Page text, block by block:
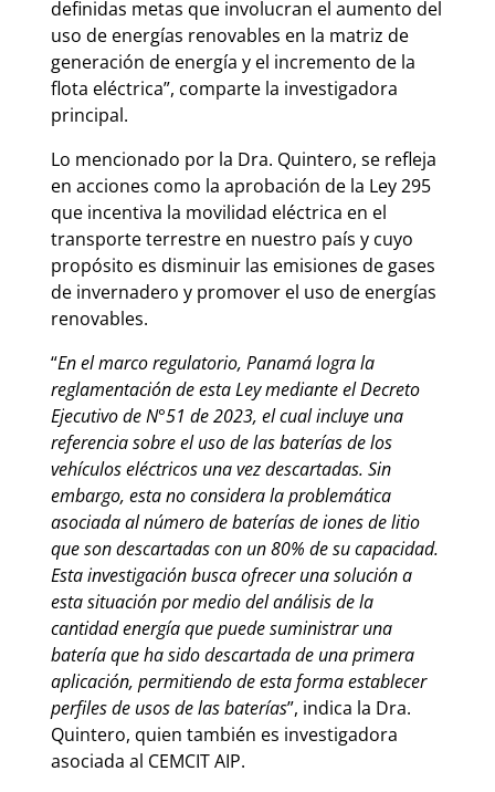
definidas metas que involucran el aumento del
uso de energías renovables en la matriz de
generación de energía y el incremento de la
flota eléctrica”, comparte la investigadora
principal.
Lo mencionado por la Dra. Quintero, se refleja
en acciones como la aprobación de la Ley 295
que incentiva la movilidad eléctrica en el
transporte terrestre en nuestro país y cuyo
propósito es disminuir las emisiones de gases
de invernadero y promover el uso de energías
renovables.
“En el marco regulatorio, Panamá logra la
reglamentación de esta Ley mediante el Decreto
Ejecutivo de N°51 de 2023, el cual incluye una
referencia sobre el uso de las baterías de los
vehículos eléctricos una vez descartadas. Sin
embargo, esta no considera la problemática
asociada al número de baterías de iones de litio
que son descartadas con un 80% de su capacidad.
Esta investigación busca ofrecer una solución a
esta situación por medio del análisis de la
cantidad energía que puede suministrar una
batería que ha sido descartada de una primera
aplicación, permitiendo de esta forma establecer
perfiles de usos de las baterías”, indica la Dra.
Quintero, quien también es investigadora
asociada al CEMCIT AIP.